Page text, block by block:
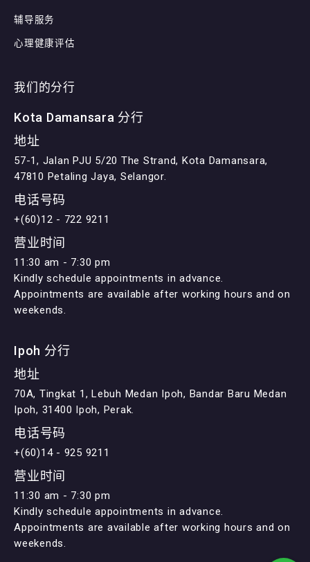
辅导服务
心理健康评估
我们的分行
Kota Damansara 分行
地址
57-1, Jalan PJU 5/20 The Strand, Kota Damansara,
47810 Petaling Jaya, Selangor.
电话号码
+(60)12 - 722 9211
营业时间
11:30 am - 7:30 pm
Kindly schedule appointments in advance.
Appointments are available after working hours and on
weekends.
Ipoh 分行
地址
70A, Tingkat 1, Lebuh Medan Ipoh, Bandar Baru Medan
Ipoh, 31400 Ipoh, Perak.
电话号码
+(60)14 - 925 9211
营业时间
11:30 am - 7:30 pm
Kindly schedule appointments in advance.
Appointments are available after working hours and on
weekends.